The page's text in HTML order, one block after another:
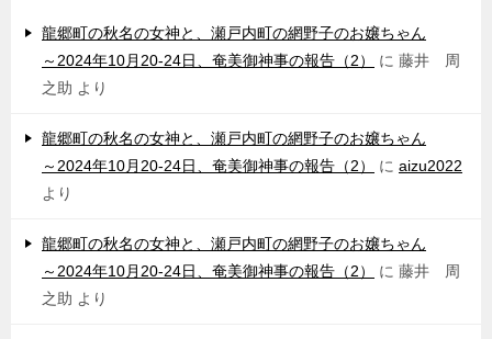
龍郷町の秋名の女神と、瀬戸内町の網野子のお嬢ちゃん
～2024年10月20-24日、奄美御神事の報告（2）
に 藤井 周
之助 より
龍郷町の秋名の女神と、瀬戸内町の網野子のお嬢ちゃん
～2024年10月20-24日、奄美御神事の報告（2）
に aizu2022
より
龍郷町の秋名の女神と、瀬戸内町の網野子のお嬢ちゃん
～2024年10月20-24日、奄美御神事の報告（2）
に 藤井 周
之助 より